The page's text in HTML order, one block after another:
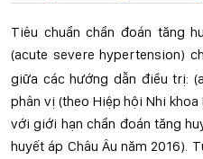
Tiêu chuẩn chẩn đoán tăng
(acute severe hypertension)
giữa các hướng dẫn điều trị:
phân vị (theo Hiệp hội Nhi khoa
với giới hạn chẩn đoán tăng
huyết áp Châu Âu năm 2016).